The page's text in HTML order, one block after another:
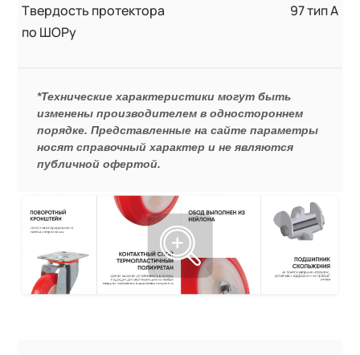
Твердость протектора
по ШОРу
97 тип А
*Технические характеристики могут быть
изменены производителем в одностороннем
порядке. Представленные на сайте параметры
носят справочный характер и не являются
публичной офертой.